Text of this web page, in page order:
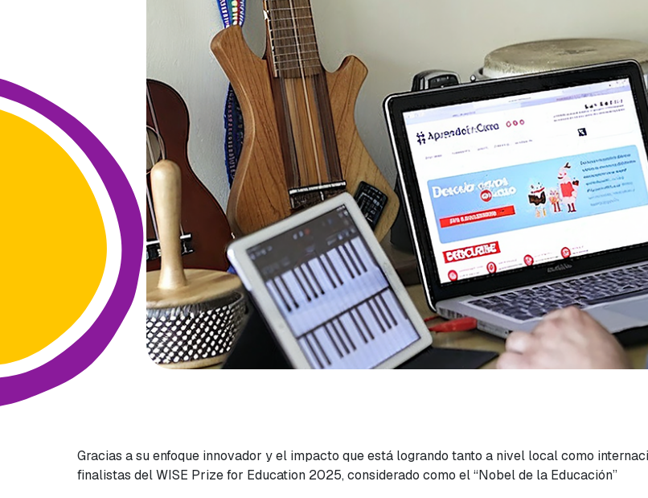
Gracias a su enfoque innovador y el impacto que está logrando tanto a nivel local como
finalistas del WISE Prize for Education 2025, considerado como el “Nobel de la Educación”